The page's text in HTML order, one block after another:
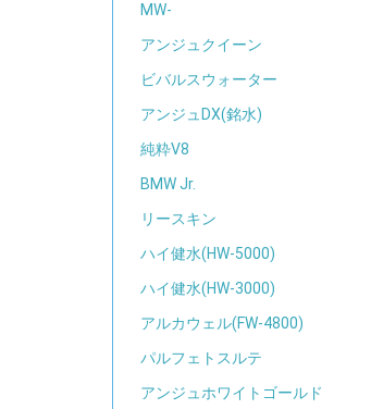
MW-
アンジュクイーン
ビバルスウォーター
アンジュDX(銘水)
純粋V8
BMW Jr.
リースキン
ハイ健水(HW-5000)
ハイ健水(HW-3000)
アルカウェル(FW-4800)
パルフェトスルテ
アンジュホワイトゴールド